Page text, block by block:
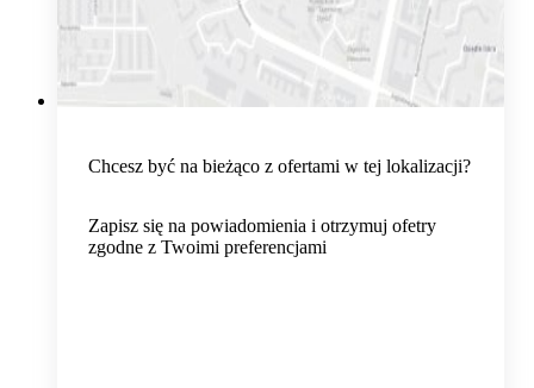
Chcesz być na bieżąco z ofertami w tej lokalizacji?
Zapisz się na powiadomienia i otrzymuj ofetry
zgodne z Twoimi preferencjami